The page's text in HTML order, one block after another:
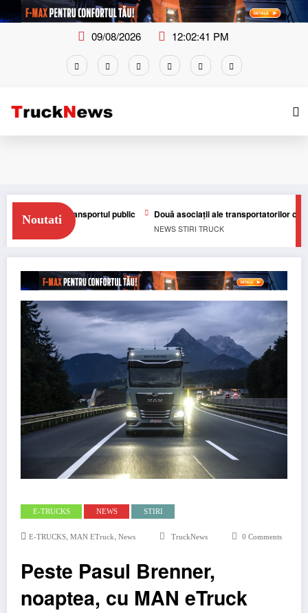
Skip
to
09/08/2026 12:02:41 PM
Noutati
transportul public Două asociații ale transportatorilor cer
TRUCK
E-TRUCKS NEWS STIRI
E-TRUCKS, MAN ETruck, News TruckNews 0 Comments
Peste Pasul Brenner,
noaptea, cu MAN eTruck